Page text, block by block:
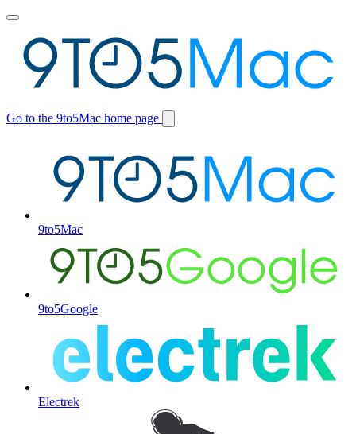
Toggle
menu
Go to the 9to5Mac home page
Switch
9to5Mac
9to5Google
Electrek